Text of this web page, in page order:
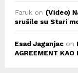
Faruk on (Video)
srušile su Stari
Esad Jaganjac on
AGREEMENT